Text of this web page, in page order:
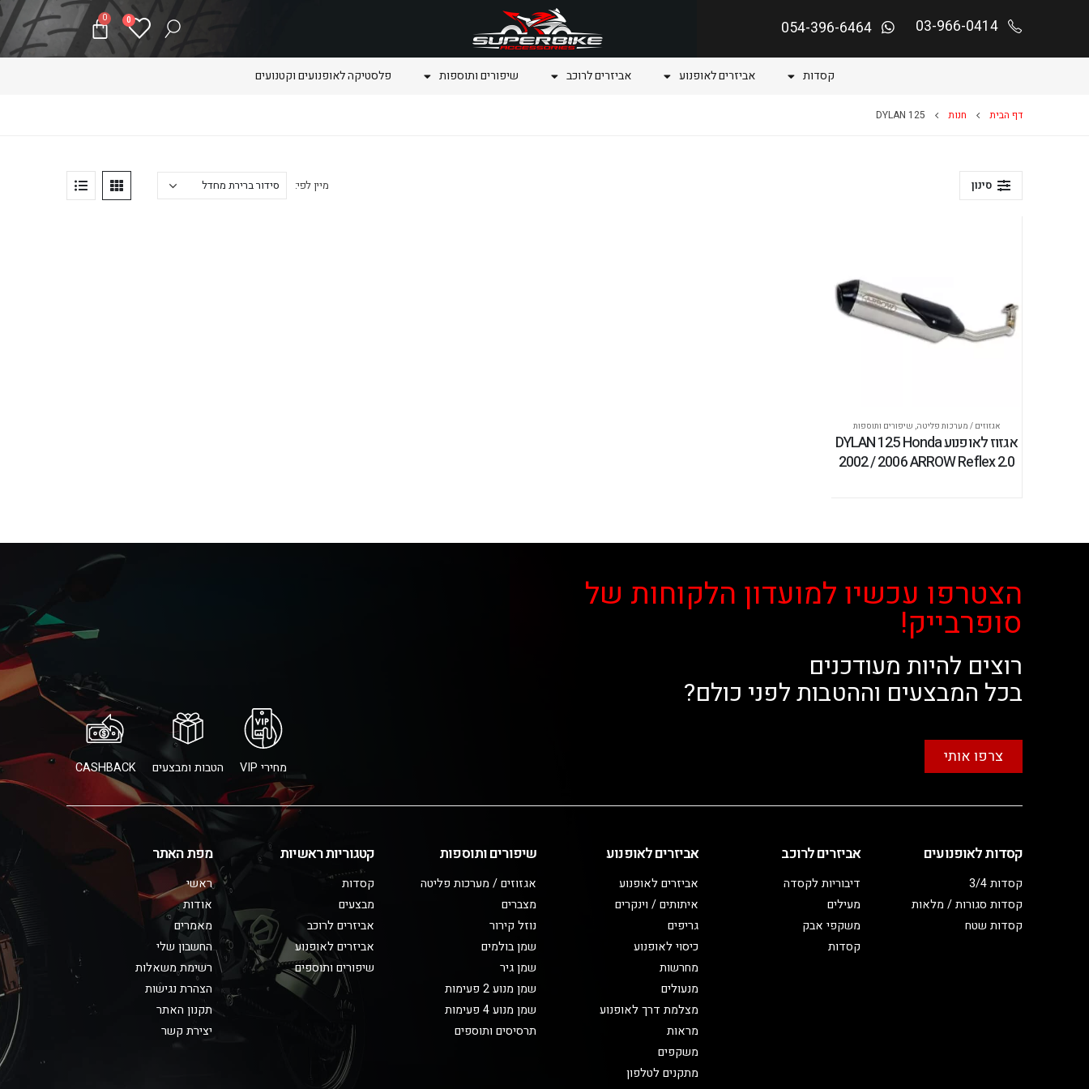
03-966-0414
054-396-6464
0
0
קסדות אביזרים לאופנוע אביזרים לרוכב שיפורים ותוספות פלסטיקה לאופנועים וקטנועים
דף הבית חנות DYLAN 125
סינון מיין לפי:
אגזוזים / מערכות פליטה, שיפורים ותוספות
אגזוז לאופנוע DYLAN 125 Honda
2002 / 2006 ARROW Reflex 2.0
הצטרפו עכשיו למועדון הלקוחות של
סופרבייק!
רוצים להיות מעודכנים
בכל המבצעים וההטבות לפני כולם?
צרפו אותי
מחירי VIP הטבות ומבצעים CASHBACK
קסדות לאופנועים
קסדות 3/4
קסדות סגורות / מלאות
קסדות שטח
אביזרים לרוכב
דיבוריות לקסדה
מעילים
משקפי אבק
קסדות
אביזרים לאופנוע
אביזרים לאופנוע
איתותים / וינקרים
גריפים
כיסוי לאופנוע
מחרשות
מנעולים
מצלמת דרך לאופנוע
מראות
משקפים
מתקנים לטלפון
שיפורים ותוספות
אגזוזים / מערכות פליטה
מצברים
נוזל קירור
שמן בולמים
שמן גיר
שמן מנוע 2 פעימות
שמן מנוע 4 פעימות
תרסיסים ותוספים
קטגוריות ראשיות
קסדות
מבצעים
אביזרים לרוכב
אביזרים לאופנוע
שיפורים ותוספים
מפת האתר
ראשי
אודות
מאמרים
החשבון שלי
רשימת משאלות
הצהרת נגישות
תקנון האתר
יצירת קשר